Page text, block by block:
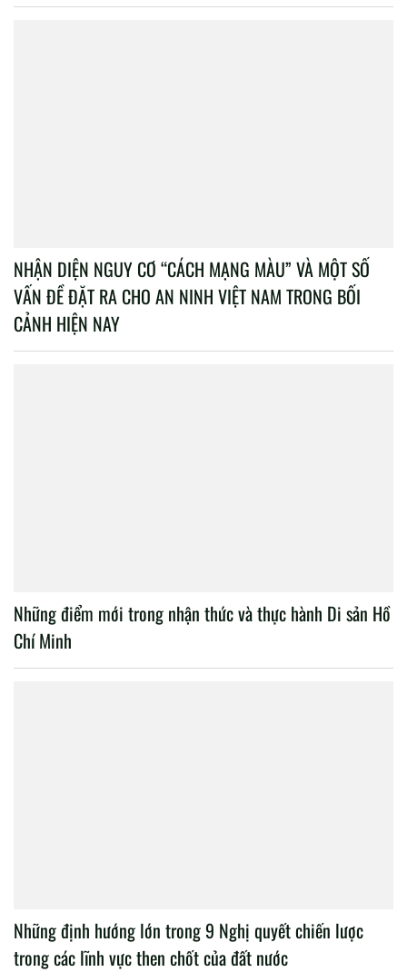
NHẬN DIỆN NGUY CƠ “CÁCH MẠNG MÀU” VÀ MỘT SỐ
VẤN ĐỀ ĐẶT RA CHO AN NINH VIỆT NAM TRONG BỐI
CẢNH HIỆN NAY
Những điểm mới trong nhận thức và thực hành Di sản Hồ
Chí Minh
Những định hướng lớn trong 9 Nghị quyết chiến lược
trong các lĩnh vực then chốt của đất nước